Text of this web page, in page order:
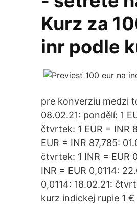
Kurz za
inr podle
pre konverziu medzi
08.02.21: pondělí: 1
čtvrtek: 1 EUR = INR
EUR = INR 87,785:
čtvrtek: 1 INR = EUR
INR = EUR 0,0114:
0,0114: 18.02.21:
kurz indickej rupie 1